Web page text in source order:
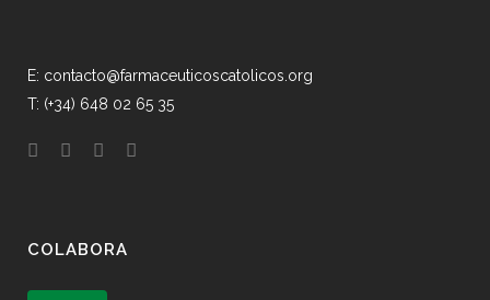
E: contacto@farmaceuticoscatolicos.org
T: (+34) 648 02 65 35
COLABORA